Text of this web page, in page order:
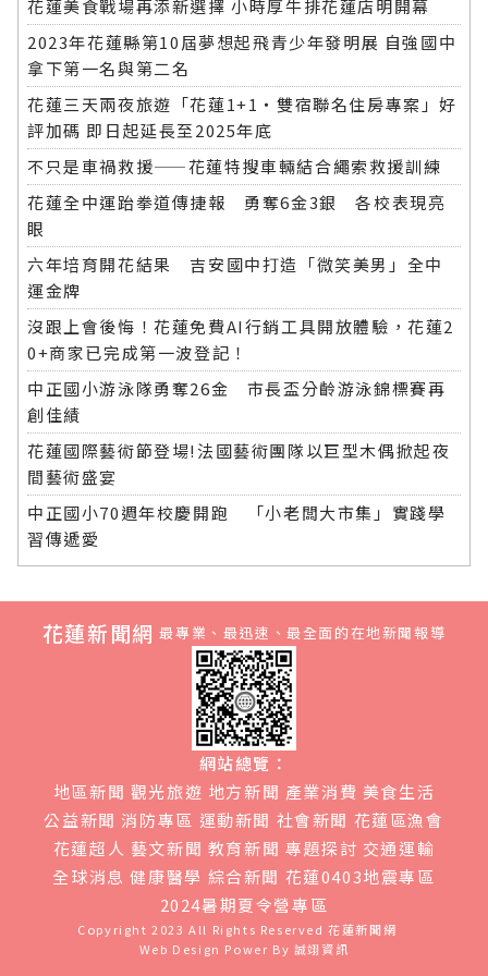
花蓮美食戰場再添新選擇 小時厚牛排花蓮店明開幕
2023年花蓮縣第10屆夢想起飛青少年發明展 自強國中
拿下第一名與第二名
花蓮三天兩夜旅遊「花蓮1+1‧雙宿聯名住房專案」好
評加碼 即日起延長至2025年底
不只是車禍救援——花蓮特搜車輛結合繩索救援訓練
花蓮全中運跆拳道傳捷報 勇奪6金3銀 各校表現亮
眼
六年培育開花結果 吉安國中打造「微笑美男」全中
運金牌
沒跟上會後悔！花蓮免費AI行銷工具開放體驗，花蓮2
0+商家已完成第一波登記！
中正國小游泳隊勇奪26金 市長盃分齡游泳錦標賽再
創佳績
花蓮國際藝術節登場!法國藝術團隊以巨型木偶掀起夜
間藝術盛宴
中正國小70週年校慶開跑 「小老闆大市集」實踐學
習傳遞愛
花蓮新聞網 最專業、最迅速、最全面的在地新聞報導
網站總覽：
地區新聞 觀光旅遊 地方新聞 產業消費 美食生活
公益新聞 消防專區 運動新聞 社會新聞 花蓮區漁會
花蓮超人 藝文新聞 教育新聞 專題探討 交通運輸
全球消息 健康醫學 綜合新聞 花蓮0403地震專區
2024暑期夏令營專區
Copyright 2023 All Rights Reserved花蓮新聞網
Web Design Power By 誠翊資訊